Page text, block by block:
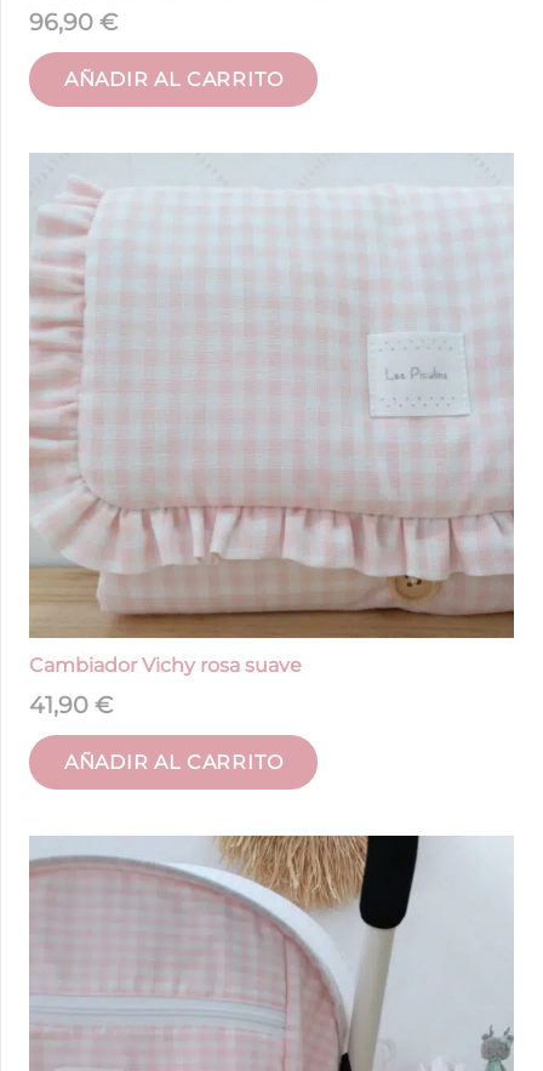
96,90 €
AÑADIR AL CARRITO
Cambiador Vichy rosa suave
41,90 €
AÑADIR AL CARRITO